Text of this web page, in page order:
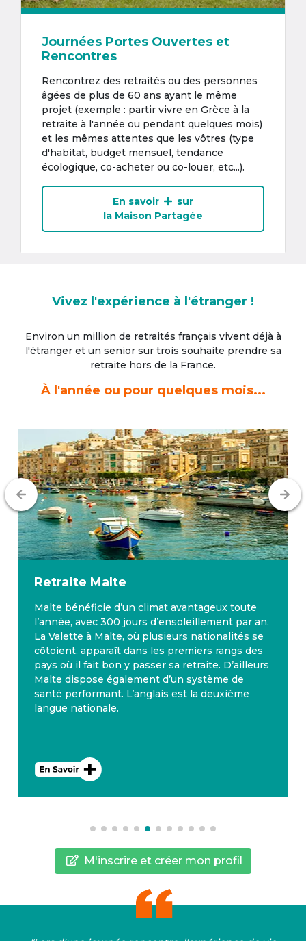
Journées Portes Ouvertes et
Rencontres
Rencontrez des retraités ou des personnes
âgées de plus de 60 ans ayant le même
projet (exemple : partir vivre en Grèce à la
retraite à l'année ou pendant quelques mois)
et les mêmes attentes que les vôtres (type
d'habitat, budget mensuel, tendance
écologique, co-acheter ou co-louer, etc...).
En savoir
sur
la Maison Partagée
Vivez l'expérience à l'étranger !
Environ un million de retraités français vivent déjà à
l'étrangeret un senior sur trois souhaite prendre sa
retraite hors de la France.
À l'année ou pour quelques mois...
Retraite Malte
Malte bénéficie d’un climat avantageux toute
l’année, avec 300 jours d’ensoleillement par an.
La Valette à Malte, où plusieurs nationalités se
côtoient, apparaît dans les premiers rangs des
pays où il fait bon y passer sa retraite. D’ailleurs
Malte dispose également d’un système de
santé performant. L’anglais est la deuxième
langue nationale.
M'inscrire et créer mon profil